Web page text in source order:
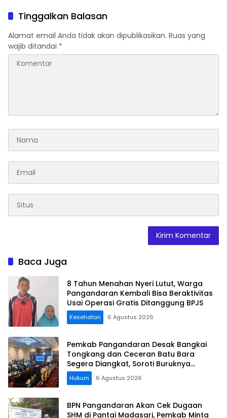
Tinggalkan Balasan
Alamat email Anda tidak akan dipublikasikan. Ruas yang
wajib ditandai *
Baca Juga
8 Tahun Menahan Nyeri Lutut, Warga
Pangandaran Kembali Bisa Beraktivitas
Usai Operasi Gratis Ditanggung BPJS
Kesehatan 6 Agustus 2026
Pemkab Pangandaran Desak Bangkai
Tongkang dan Ceceran Batu Bara
Segera Diangkat, Soroti Buruknya
Koordinasi Perusahaan
Hukum 6 Agustus 2026
BPN Pangandaran Akan Cek Dugaan
SHM di Pantai Madasari, Pemkab Minta